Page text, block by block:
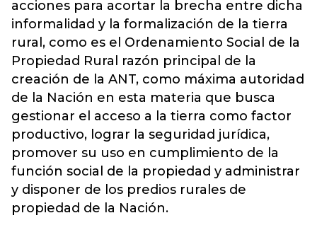
acciones para acortar la brecha entre dicha
informalidad y la formalización de la tierra
rural, como es el Ordenamiento Social de la
Propiedad Rural razón principal de la
creación de la ANT, como máxima autoridad
de la Nación en esta materia que busca
gestionar el acceso a la tierra como factor
productivo, lograr la seguridad jurídica,
promover su uso en cumplimiento de la
función social de la propiedad y administrar
y disponer de los predios rurales de
propiedad de la Nación.